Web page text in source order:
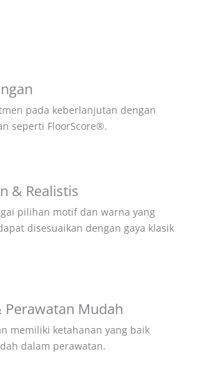
pada keberlanjutan dengan
seperti FloorScore®.
& Realistis
pilihan motif dan warna yang
disesuaikan dengan gaya klasik
Perawatan Mudah
memiliki ketahanan yang baik
dalam perawatan.